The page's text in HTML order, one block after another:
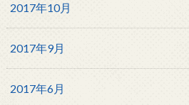
2017年10月
2017年9月
2017年6月